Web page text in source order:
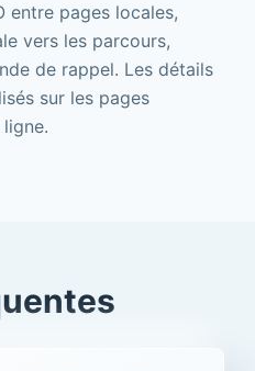
entre pages locales,
vers les parcours,
de rappel. Les détails
sur les pages